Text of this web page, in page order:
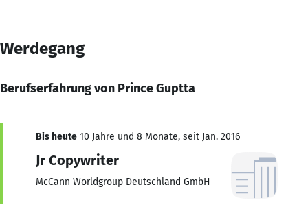
Werdegang
Berufserfahrung von Prince Guptta
Bis heute 10 Jahre und 8 Monate, seit Jan. 2016
Jr Copywriter
McCann Worldgroup Deutschland GmbH